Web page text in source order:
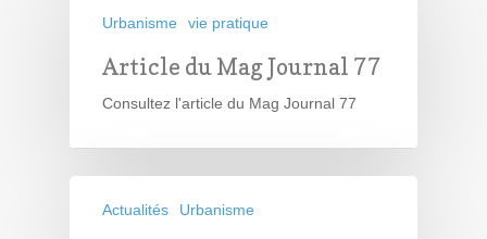
Urbanisme
vie pratique
Article du Mag Journal 77
Consultez l'article du Mag Journal 77
Actualités Urbanisme